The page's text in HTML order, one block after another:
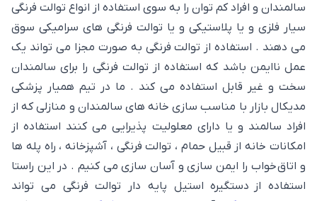
سالمندان و افراد کم توان را به سوی استفاده از انواع توالت فرنگی
سیار فلزی و یا پلاستیکی و یا توالت فرنگی های سرامیکی سوق
می دهند . استفاده از توالت فرنگی به صورت مجزا می تواند یک
عمل ناایمن باشد که استفاده از توالت فرنگی را برای سالمندان
سخت و غیر قابل استفاده می کند . ما در تیم همیار پزشکی
مدیکال بازار با مناسب سازی خانه های سالمندان و منازلی که از
افراد سالمند و یا دارای معلولیت پذیرایی می کنند استفاده از
امکانات خانه از قبیل حمام ، توالت فرنگی ، آشپزخانه ، راه پله ها
و اتاق خواب را ایمن سازی و آسان سازی می کنیم . در این راستا
استفاده از دستگیره استیل پایه دار توالت فرنگی می تواند